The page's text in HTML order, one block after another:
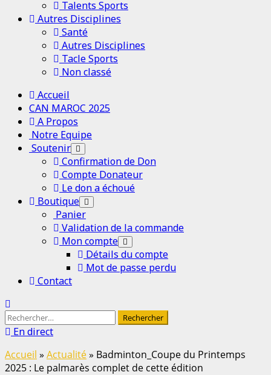
Talents Sports
Autres Disciplines
Santé
Autres Disciplines
Tacle Sports
Non classé
Menu
principal
Accueil
CAN MAROC 2025
A Propos
Notre Equipe
Soutenir
Confirmation de Don
Compte Donateur
Le don a échoué
Boutique
Panier
Validation de la commande
Mon compte
Détails du compte
Mot de passe perdu
Contact
Rechercher :
En direct
Accueil » Actualité» Badminton_Coupe du Printemps
2025 : Le palmarès complet de cette édition